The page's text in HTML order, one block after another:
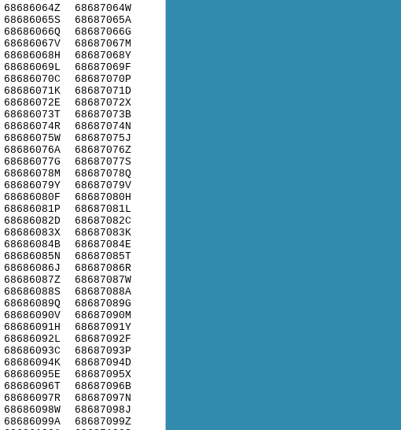
68686064Z
68686065S
68686066Q
68686067V
68686068H
68686069L
68686070C
68686071K
68686072E
68686073T
68686074R
68686075W
68686076A
68686077G
68686078M
68686079Y
68686080F
68686081P
68686082D
68686083X
68686084B
68686085N
68686086J
68686087Z
68686088S
68686089Q
68686090V
68686091H
68686092L
68686093C
68686094K
68686095E
68686096T
68686097R
68686098W
68686099A
68687064W
68687065A
68687066G
68687067M
68687068Y
68687069F
68687070P
68687071D
68687072X
68687073B
68687074N
68687075J
68687076Z
68687077S
68687078Q
68687079V
68687080H
68687081L
68687082C
68687083K
68687084E
68687085T
68687086R
68687087W
68687088A
68687089G
68687090M
68687091Y
68687092F
68687093P
68687094D
68687095X
68687096B
68687097N
68687098J
68687099Z